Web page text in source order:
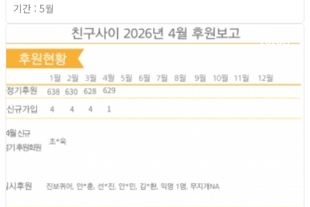
기간 : 5월
2026년